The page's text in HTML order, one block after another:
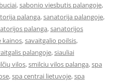
,sabonio viesbutis palangoje,
palanga,sanatorija palangoje,
palanga,sanatorijos
kainos,savaitgalio poilsis,
palangoje,siauliai
vilos,smilciu vilos palanga,spa
,spa centrai lietuvoje,spa